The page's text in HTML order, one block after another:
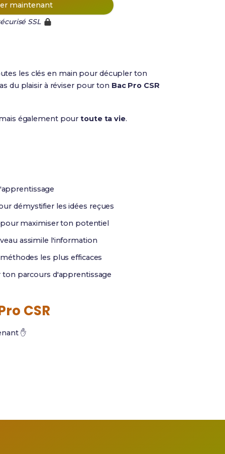
maintenant
SSL
les clés en main pour décupler ton
du plaisir à réviser pour ton Bac Pro CSR
également pourtoute ta vie.
démystifier les idées reçues
maximiser ton potentiel
assimile l'information
les plus efficaces
parcours d'apprentissage
CSR
✋